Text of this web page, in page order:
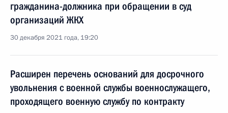
гражданина-должника при обращении в суд
организаций ЖКХ
30 декабря 2021 года, 19:20
Расширен перечень оснований для досрочного
увольнения с военной службы военнослужащего,
проходящего военную службу по контракту